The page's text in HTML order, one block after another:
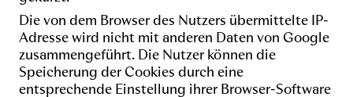
Die von dem Browser des Nutzers übermittelte IP-
Adresse wird nicht mit anderen Daten von Google
zusammengeführt. Die Nutzer können die
Speicherung der Cookies durch eine
entsprechende Einstellung ihrer Browser-Software